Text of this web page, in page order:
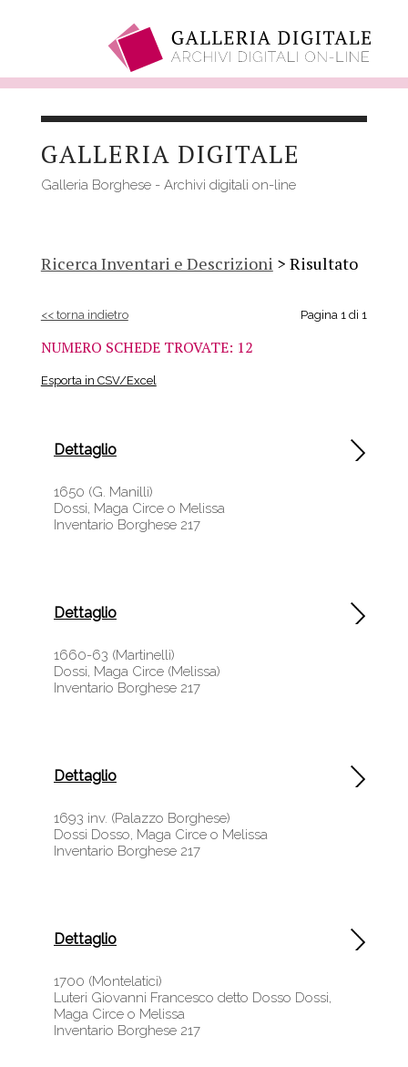
contenutoGALLERIA DIGITALE
Galleria Borghese - Archivi digitali on-line
Ricerca Inventari e Descrizioni > Risultato
<< torna indietro Pagina 1 di 1
NUMERO SCHEDE TROVATE: 12
Esporta in CSV/Excel
Dettaglio
1650 (G. Manilli)
Dossi, Maga Circe o Melissa
Inventario Borghese 217
Dettaglio
1660-63 (Martinelli)
Dossi, Maga Circe (Melissa)
Inventario Borghese 217
Dettaglio
1693 inv. (Palazzo Borghese)
Dossi Dosso, Maga Circe o Melissa
Inventario Borghese 217
Dettaglio
1700 (Montelatici)
Luteri Giovanni Francesco detto Dosso Dossi,
Maga Circe o Melissa
Inventario Borghese 217